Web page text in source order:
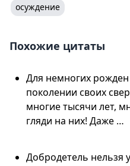
осуждение
Похожие цитаты
Для немногих
поколении своих
многие тысячи лет,
гляди на них! Даже …
Добродетель нельзя